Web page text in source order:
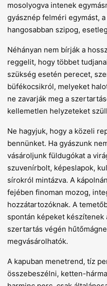
mosolyogva intenek
gyásznép felméri egymást,
hangosabban szipog,
Néhányan nem bírják a
reggelit, hogy többet
szükség esetén perecet,
büfékocsikról, melyeket
ne zavarják meg a
kellemetlen helyzeteket
Ne hagyjuk, hogy a közeli
bennünket. Ha gyászunk
vásároljunk füldugókat a
szuvenírbolt, képeslapok,
sírokról mintázva. A
fejében finoman mozog,
hozzátartozóknak. A
spontán képeket
szertartás végén
megvásárolhatók.
A kapuban menetrend, tíz
összebeszélni, ketten-